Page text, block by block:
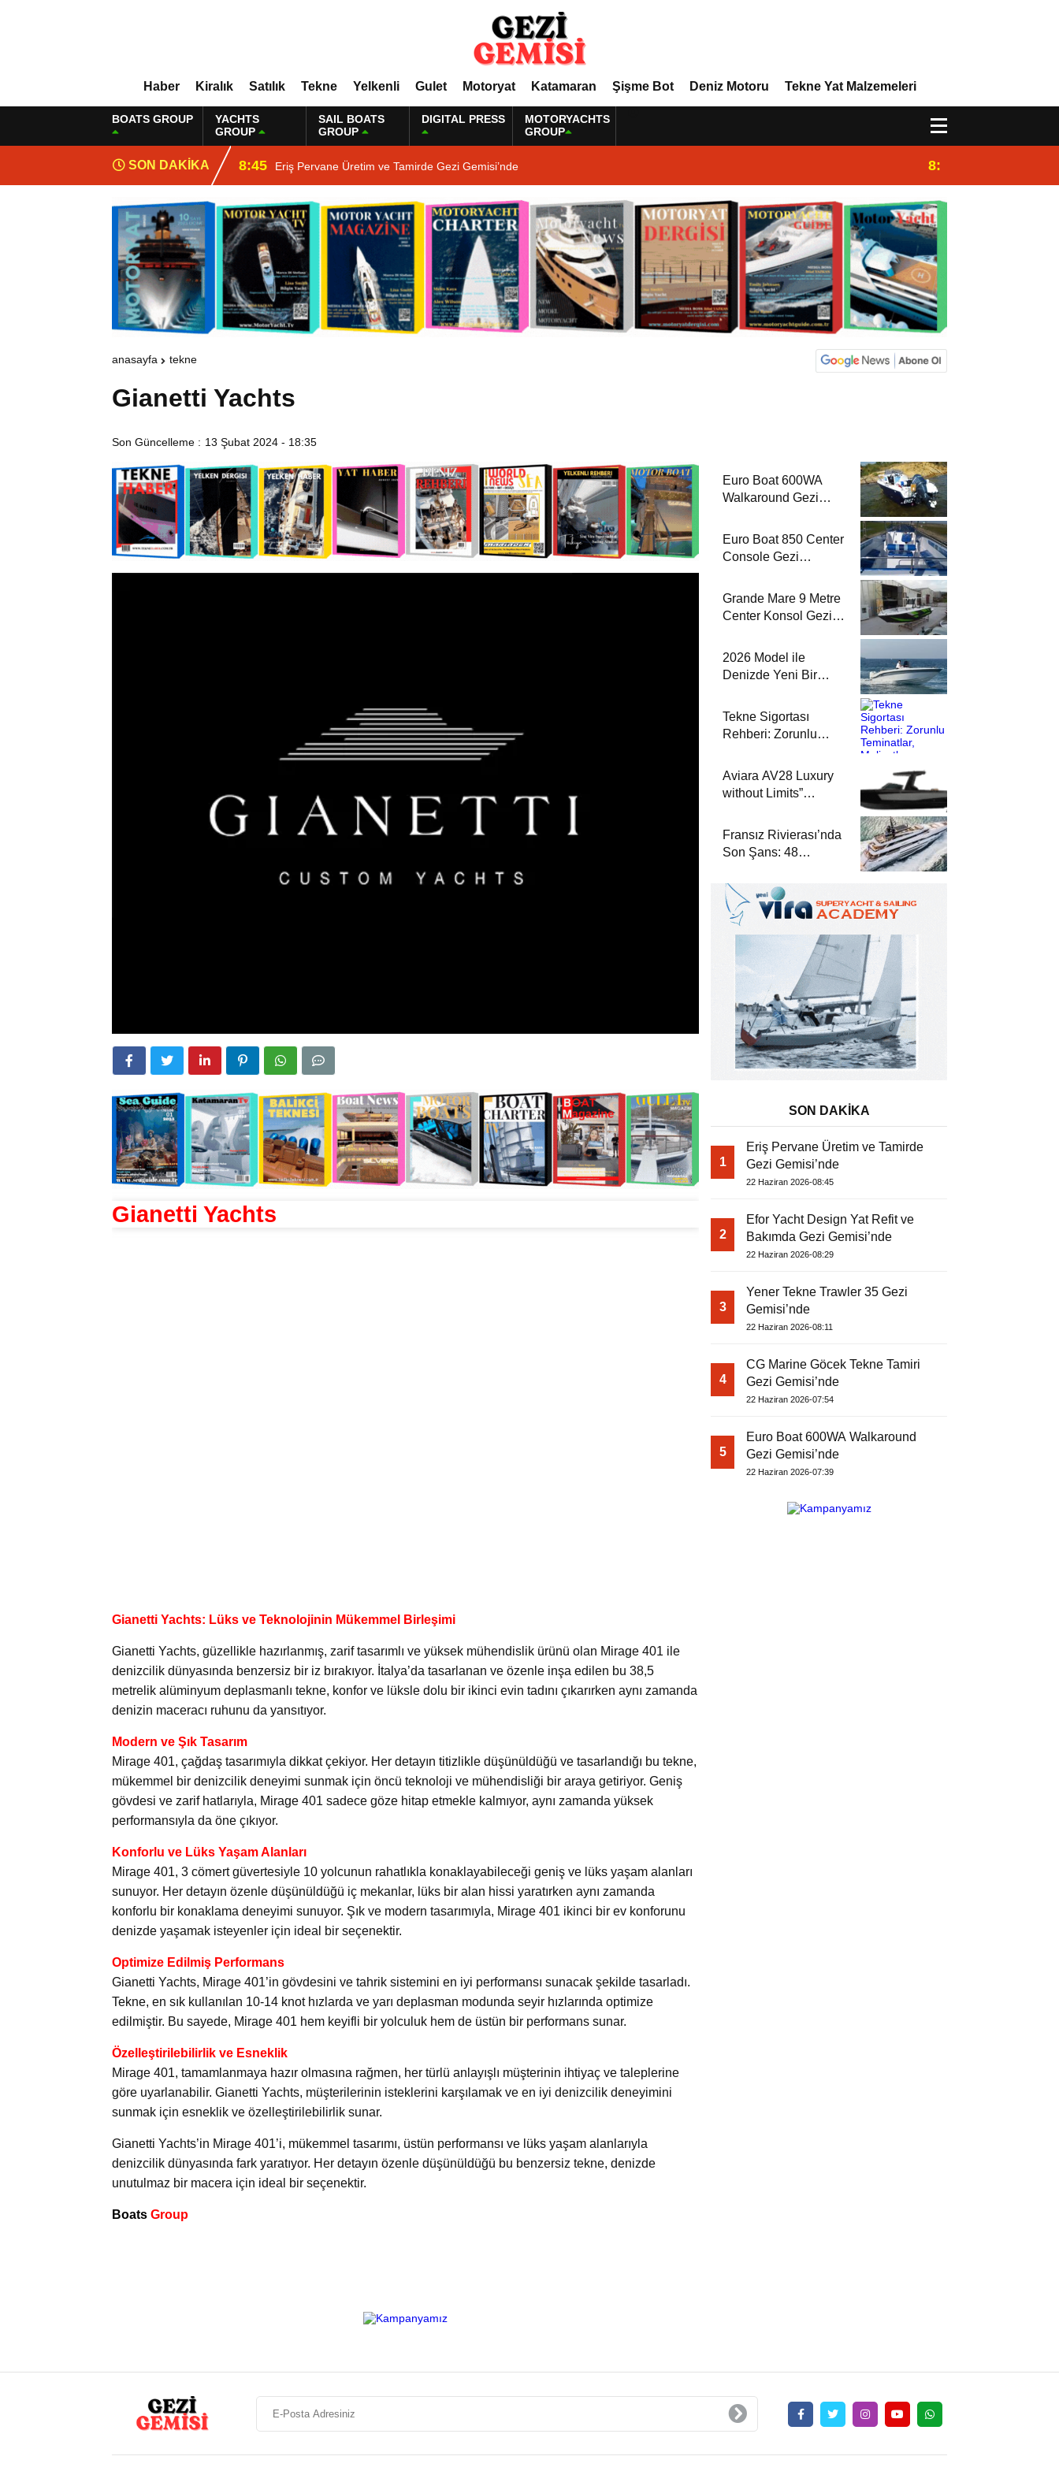
Haber Kiralık Satılık Tekne Yelkenli Gulet Motoryat Katamaran Şişme Bot Deniz Motoru Tekne Yat Malzemeleri
BOATS GROUP
YACHTS
GROUP
SAIL BOATS
GROUP
DIGITAL PRESS
MOTORYACHTS
GROUP
SON DAKİKA 8:45 Eriş Pervane Üretim ve Tamirde Gezi Gemisi’nde 8:29
anasayfa tekne
Gianetti Yachts
Son Güncelleme : 13 Şubat 2024 - 18:35
Gianetti Yachts
Gianetti Yachts: Lüks ve Teknolojinin Mükemmel Birleşimi
Gianetti Yachts, güzellikle hazırlanmış, zarif tasarımlı ve yüksek mühendislik ürünü olan Mirage 401 ile
denizcilik dünyasında benzersiz bir iz bırakıyor. İtalya’da tasarlanan ve özenle inşa edilen bu 38,5
metrelik alüminyum deplasmanlı tekne, konfor ve lüksle dolu bir ikinci evin tadını çıkarırken aynı zamanda
denizin maceracı ruhunu da yansıtıyor.
Modern ve Şık Tasarım
Mirage 401, çağdaş tasarımıyla dikkat çekiyor. Her detayın titizlikle düşünüldüğü ve tasarlandığı bu tekne,
mükemmel bir denizcilik deneyimi sunmak için öncü teknoloji ve mühendisliği bir araya getiriyor. Geniş
gövdesi ve zarif hatlarıyla, Mirage 401 sadece göze hitap etmekle kalmıyor, aynı zamanda yüksek
performansıyla da öne çıkıyor.
Konforlu ve Lüks Yaşam Alanları
Mirage 401, 3 cömert güvertesiyle 10 yolcunun rahatlıkla konaklayabileceği geniş ve lüks yaşam alanları
sunuyor. Her detayın özenle düşünüldüğü iç mekanlar, lüks bir alan hissi yaratırken aynı zamanda
konforlu bir konaklama deneyimi sunuyor. Şık ve modern tasarımıyla, Mirage 401 ikinci bir ev konforunu
denizde yaşamak isteyenler için ideal bir seçenektir.
Optimize Edilmiş Performans
Gianetti Yachts, Mirage 401’in gövdesini ve tahrik sistemini en iyi performansı sunacak şekilde tasarladı.
Tekne, en sık kullanılan 10-14 knot hızlarda ve yarı deplasman modunda seyir hızlarında optimize
edilmiştir. Bu sayede, Mirage 401 hem keyifli bir yolculuk hem de üstün bir performans sunar.
Özelleştirilebilirlik ve Esneklik
Mirage 401, tamamlanmaya hazır olmasına rağmen, her türlü anlayışlı müşterinin ihtiyaç ve taleplerine
göre uyarlanabilir. Gianetti Yachts, müşterilerinin isteklerini karşılamak ve en iyi denizcilik deneyimini
sunmak için esneklik ve özelleştirilebilirlik sunar.
Gianetti Yachts’in Mirage 401’i, mükemmel tasarımı, üstün performansı ve lüks yaşam alanlarıyla
denizcilik dünyasında fark yaratıyor. Her detayın özenle düşünüldüğü bu benzersiz tekne, denizde
unutulmaz bir macera için ideal bir seçenektir.
Boats Group
Euro Boat 600WA
Walkaround Gezi
Euro Boat 850 Center
Console Gezi
Grande Mare 9 Metre
Center Konsol Gezi
2026 Model ile
Denizde Yeni Bir
Tekne Sigortası
Rehberi: Zorunlu
ve Güvenli Seyir
Aviara AV28 Luxury
without Limits”
Yeni Bir Dönem
Fransız Rivierası’nda
Son Şans: 48
Mükemmel Bir Yat
Tatili
SON DAKİKA
1
Eriş Pervane Üretim ve Tamirde
Gezi Gemisi’nde
22 Haziran 2026-08:45
2
Efor Yacht Design Yat Refit ve
Bakımda Gezi Gemisi’nde
22 Haziran 2026-08:29
3
Yener Tekne Trawler 35 Gezi
Gemisi’nde
22 Haziran 2026-08:11
4
CG Marine Göcek Tekne Tamiri
Gezi Gemisi’nde
22 Haziran 2026-07:54
5
Euro Boat 600WA Walkaround
Gezi Gemisi’nde
22 Haziran 2026-07:39